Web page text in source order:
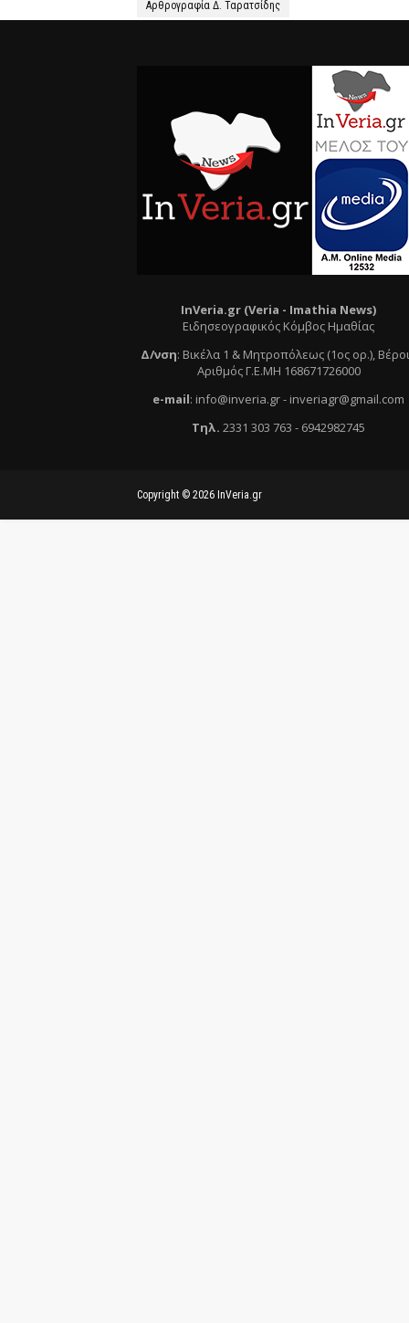
Αρθρογραφία Δ. Ταρατσίδης
InVeria.gr (Veria - Ιmathia News)
Ειδησεογραφικός Κόμβος Ημαθίας
Δ/νση: Βικέλα 1 & Μητροπόλεως (1ος ορ.),
Αριθμός Γ.Ε.ΜΗ 168671726000
e-mail: info@inveria.gr- inveriagr@gmail.com
Τηλ. 2331 303 763 - 6942982745
Copyright © 2026 InVeria.gr